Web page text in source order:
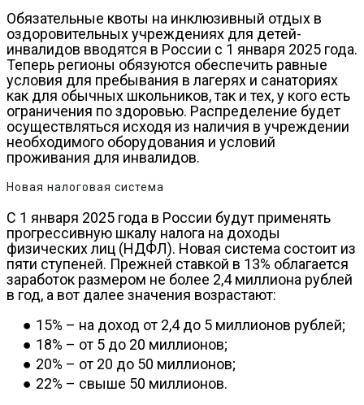
Обязательные квоты на инклюзивный отдых в
оздоровительных учреждениях для детей-
инвалидов вводятся в России с 1 января 2025 года.
Теперь регионы обязуются обеспечить равные
условия для пребывания в лагерях и санаториях
как для обычных школьников, так и тех, у кого есть
ограничения по здоровью. Распределение будет
осуществляться исходя из наличия в учреждении
необходимого оборудования и условий
проживания для инвалидов.
Новая налоговая система
С 1 января 2025 года в России будут применять
прогрессивную шкалу налога на доходы
физических лиц (НДФЛ). Новая система состоит из
пяти ступеней. Прежней ставкой в 13% облагается
заработок размером не более 2,4 миллиона рублей
в год, а вот далее значения возрастают:
15% – на доход от 2,4 до 5 миллионов рублей;
18% – от 5 до 20 миллионов;
20% – от 20 до 50 миллионов;
22% – свыше 50 миллионов.